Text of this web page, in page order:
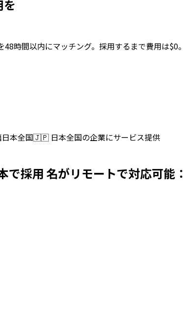
時間以内にマッチング。採用するまで費用は$0。
日本全国🇯🇵 日本全国の企業にサービス提供
採用 名がリモートで対応可能：